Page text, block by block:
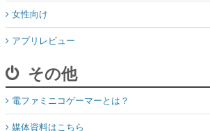
女性向け
アプリレビュー
その他
電ファミニコゲーマーとは？
媒体資料はこちら